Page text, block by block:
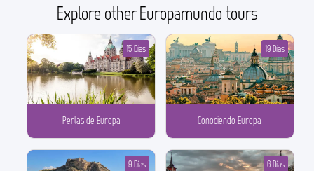
Explore other Europamundo tours
Perlas de Europa
15 Días
Conociendo Europa
19 Días
9 Días 6 Días